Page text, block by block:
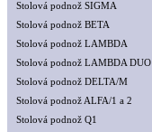
Stolová podnož SIGMA
Stolová podnož BETA
Stolová podnož LAMBDA
Stolová podnož LAMBDA DUO
Stolová podnož DELTA/M
Stolová podnož ALFA/1 a 2
Stolová podnož Q1